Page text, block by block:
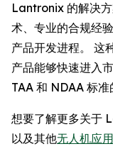
Lantronix 的解决
术、专业的合规经
产品开发进程。 这
产品能够快速进入
TAA 和 NDAA 标准
想要了解更多关于
以及其他无人机应